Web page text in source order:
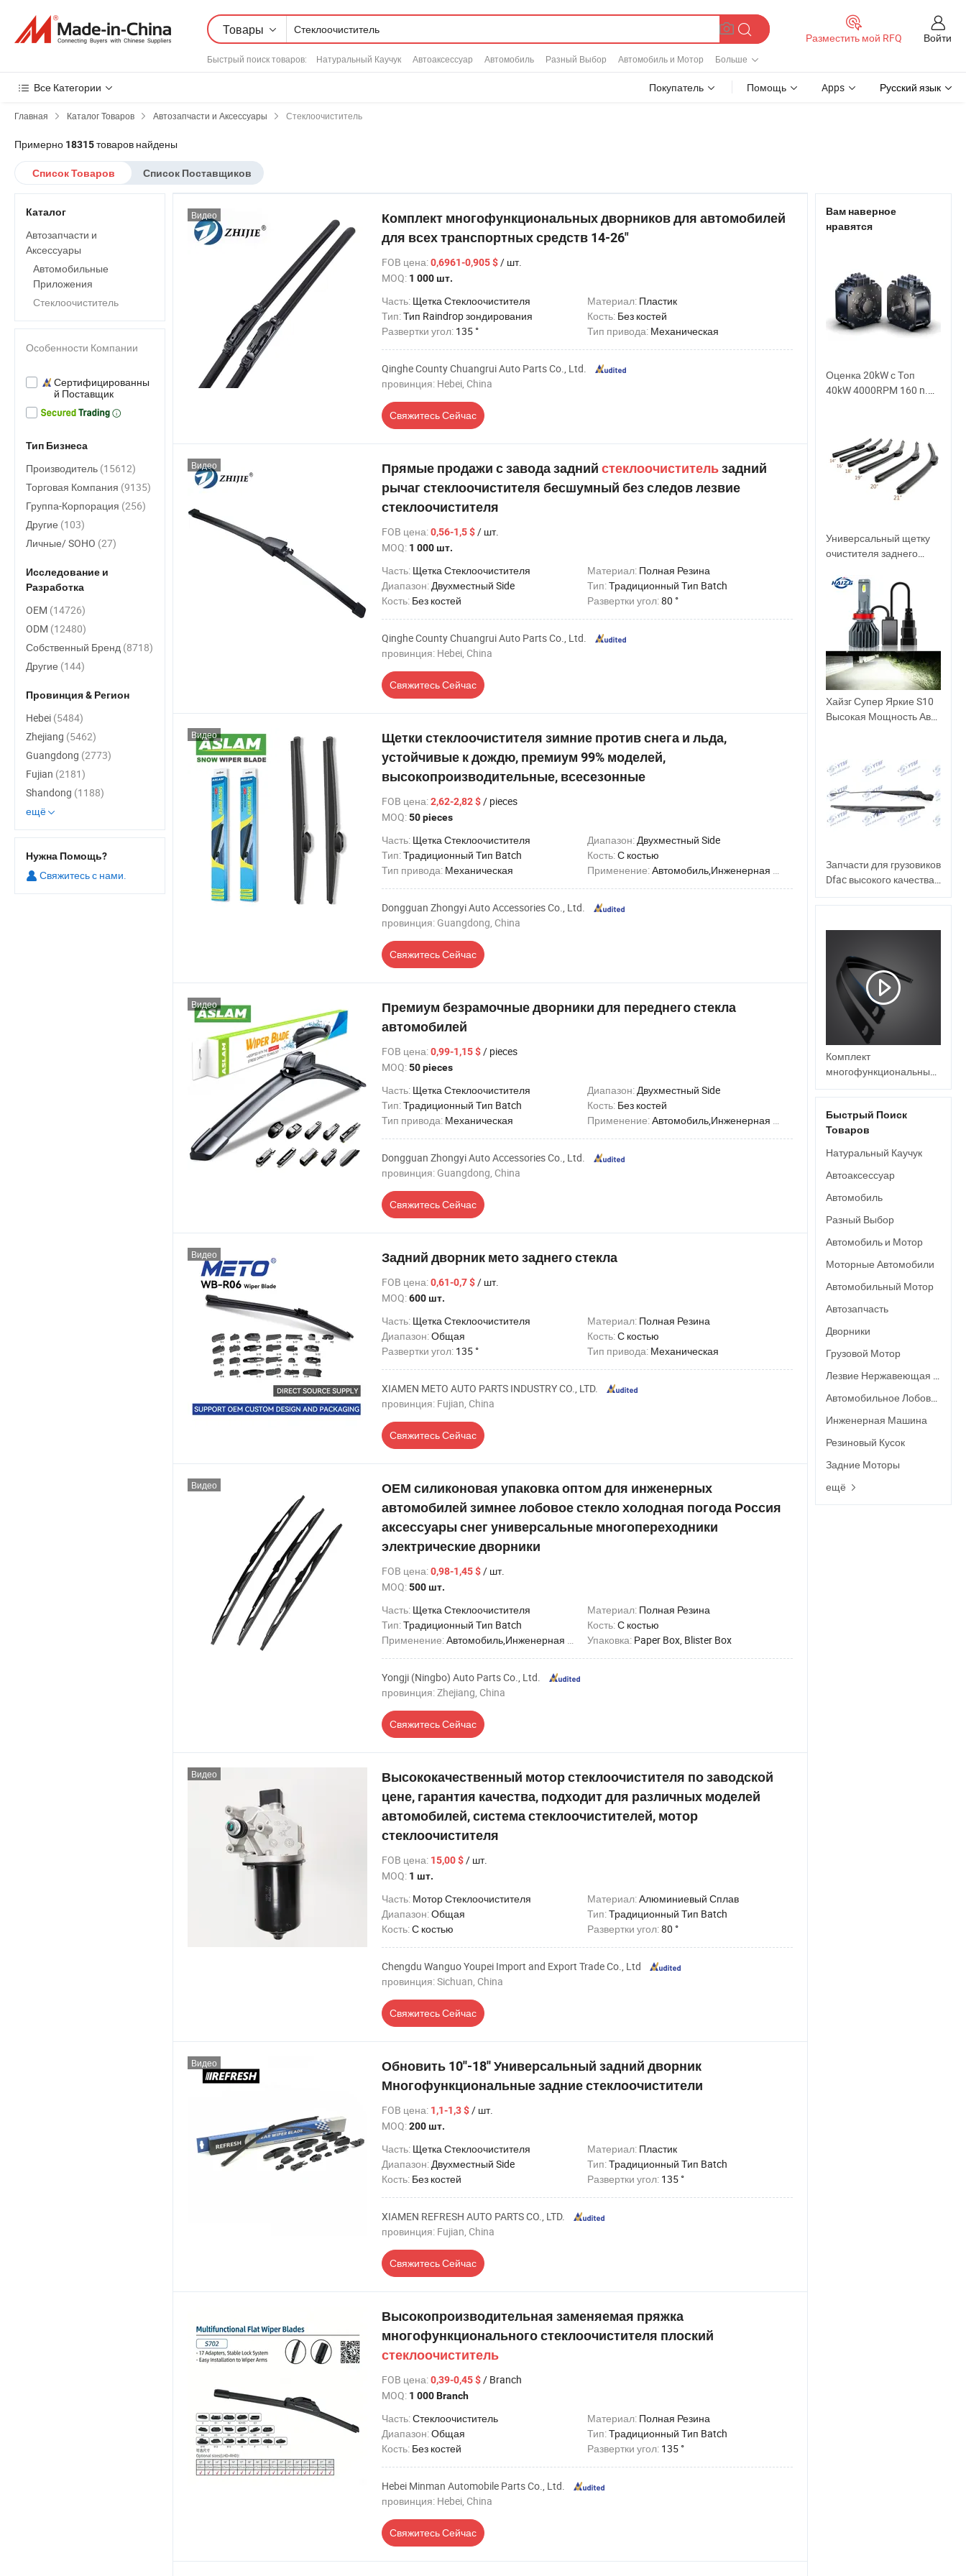
Товары
Быстрый поиск товаров: Натуральный Каучук Автоаксессуар Автомобиль Разный Выбор Автомобиль и Мотор Больше
Разместить мой RFQ Войти
Все Категории Покупатель Помощь Apps Русский язык
Главная Каталог Товаров Автозапчасти и Аксессуары Стеклоочиститель
Примерно 18315товаров найдены
Список Товаров Список Поставщиков
Комплект многофункциональных дворников для автомобилей
для всех транспортных средств 14-26"
FOB цена:0,6961-0,905 $/ шт.
MOQ: 1 000 шт.
Часть: Щетка Стеклоочистителя Материал: Пластик
Тип:Тип Raindrop зондирования Кость: Без костей
Развертки угол: 135 ° Тип привода: Механическая
Qinghe County Chuangrui Auto Parts Co., Ltd.
провинция: Hebei, China
Свяжитесь Сейчас
Видео
Прямые продажи с завода задний стеклоочистительзадний
рычаг стеклоочистителя бесшумный без следов лезвие
стеклоочистителя
FOB цена:0,56-1,5 $/ шт.
MOQ: 1 000 шт.
Часть: Щетка Стеклоочистителя Материал: Полная Резина
Диапазон:Двухместный Side Тип:Традиционный Тип Batch
Кость: Без костей Развертки угол:80 °
Qinghe County Chuangrui Auto Parts Co., Ltd.
провинция: Hebei, China
Свяжитесь Сейчас
Видео
Щетки стеклоочистителя зимние против снега и льда,
устойчивые к дождю, премиум 99% моделей,
высокопроизводительные, всесезонные
FOB цена:2,62-2,82 $/ pieces
MOQ:50 pieces
Часть: Щетка Стеклоочистителя Диапазон:Двухместный Side
Тип:Традиционный Тип Batch Кость:С костью
Тип привода: Механическая Применение:Автомобиль,Инженерная Машина,Городской Автобус,Грузовик,Междугородный Автобус
Dongguan Zhongyi Auto Accessories Co., Ltd.
провинция: Guangdong, China
Свяжитесь Сейчас
Видео
Премиум безрамочные дворники для переднего стекла
автомобилей
FOB цена:0,99-1,15 $/ pieces
MOQ:50 pieces
Часть: Щетка Стеклоочистителя Диапазон:Двухместный Side
Тип:Традиционный Тип Batch Кость: Без костей
Тип привода: Механическая Применение:Автомобиль,Инженерная Машина,Городской Автобус,Грузовик,Междугородный Автобус
Dongguan Zhongyi Auto Accessories Co., Ltd.
провинция: Guangdong, China
Свяжитесь Сейчас
Видео
Задний дворник мето заднего стекла
FOB цена:0,61-0,7 $/ шт.
MOQ:600 шт.
Часть: Щетка Стеклоочистителя Материал: Полная Резина
Диапазон:Общая Кость:С костью
Развертки угол: 135 ° Тип привода: Механическая
XIAMEN METO AUTO PARTS INDUSTRY CO., LTD.
провинция: Fujian, China
Свяжитесь Сейчас
Видео
ОЕМ силиконовая упаковка оптом для инженерных
автомобилей зимнее лобовое стекло холодная погода Россия
аксессуары снег универсальные многопереходники
электрические дворники
FOB цена:0,98-1,45 $/ шт.
MOQ:500 шт.
Часть: Щетка Стеклоочистителя Материал: Полная Резина
Тип:Традиционный Тип Batch Кость:С костью
Применение:Автомобиль,Инженерная Машина,Городской Автобус,Грузовик,Междугородный Автобус Упаковка: Paper Box, Blister Box
Yongji (Ningbo) Auto Parts Co., Ltd.
провинция: Zhejiang, China
Свяжитесь Сейчас
Видео
Высококачественный мотор стеклоочистителя по заводской
цене, гарантия качества, подходит для различных моделей
автомобилей, система стеклоочистителей, мотор
стеклоочистителя
FOB цена: 15,00 $/ шт.
MOQ: 1 шт.
Часть: Мотор Стеклоочистителя Материал:Алюминиевый Сплав
Диапазон:Общая Тип:Традиционный Тип Batch
Кость:С костью Развертки угол:80 °
Chengdu Wanguo Youpei Import and Export Trade Co., Ltd
провинция: Sichuan, China
Свяжитесь Сейчас
Видео
Обновить 10''-18'' Универсальный задний дворник
Многофункциональные задние стеклоочистители
FOB цена: 1,1-1,3 $/ шт.
MOQ:200 шт.
Часть: Щетка Стеклоочистителя Материал: Пластик
Диапазон:Двухместный Side Тип:Традиционный Тип Batch
Кость: Без костей Развертки угол: 135 °
XIAMEN REFRESH AUTO PARTS CO., LTD.
провинция: Fujian, China
Свяжитесь Сейчас
Видео
Высокопроизводительная заменяемая пряжка
многофункционального стеклоочистителя плоский
стеклоочиститель
FOB цена:0,39-0,45 $/ Branch
MOQ: 1 000 Branch
Часть:Стеклоочиститель Материал: Полная Резина
Диапазон:Общая Тип:Традиционный Тип Batch
Кость: Без костей Развертки угол: 135 °
Hebei Minman Automobile Parts Co., Ltd.
провинция: Hebei, China
Свяжитесь Сейчас
Вам наверное
нравятся
Оценка 20kW с Топ
40kW 4000RPM 160 n.M
MID приводом для
мотоцикла, мотоцикла,
картов, лодок с CE
Электрическим
Универсальный щетку
очистителя заднего
Безрамные лопасти
очистителя ветрового
стекла
Хайзг Супер Яркие S10
Высокая Мощность Авто
СВЕТОДИОДНЫЕ Фары
360 Свет H4
Автомобильные
СВЕТОДИОДНЫЕ Фары
Запчасти для грузовиков
Dfac высокого качества,
соединительная рука
стеклоочистителя
Комплект
многофункциональных
дворников для
автомобилей для всех
транспортных средств
14-26"
Быстрый Поиск
Товаров
Натуральный Каучук
Автоаксессуар
Автомобиль
Разный Выбор
Автомобиль и Мотор
Моторные Автомобили
Автомобильный Мотор
Автозапчасть
Дворники
Грузовой Мотор
Лезвие Нержавеющая Сталь
Автомобильное Лобовое Стекло
Инженерная Машина
Резиновый Кусок
Задние Моторы
ещё
Каталог
Автозапчасти и
Аксессуары
Автомобильные
Приложения
Стеклоочиститель
Особенности Компании
Сертифицированны
й Поставщик
Тип Бизнеса
Производитель (15612)
Торговая Компания (9135)
Группа-Корпорация (256)
Другие (103)
Личные/ SOHO (27)
Исследование и
Разработка
OEM (14726)
ODM (12480)
Собственный Бренд (8718)
Другие (144)
Провинция & Регион
Hebei (5484)
Zhejiang (5462)
Guangdong (2773)
Fujian (2181)
Shandong (1188)
ещё
Нужна Помощь?
Свяжитесь с нами.